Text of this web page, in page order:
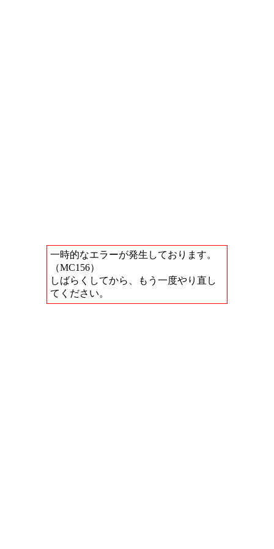
一時的なエラーが発生しております。
（MC156）
しばらくしてから、もう一度やり直し
てください。